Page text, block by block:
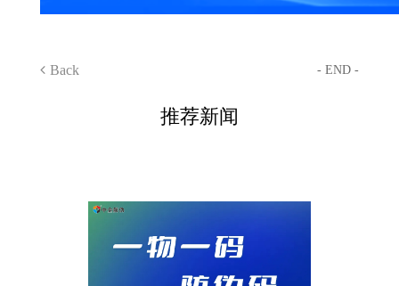
Back - END -
推荐新闻